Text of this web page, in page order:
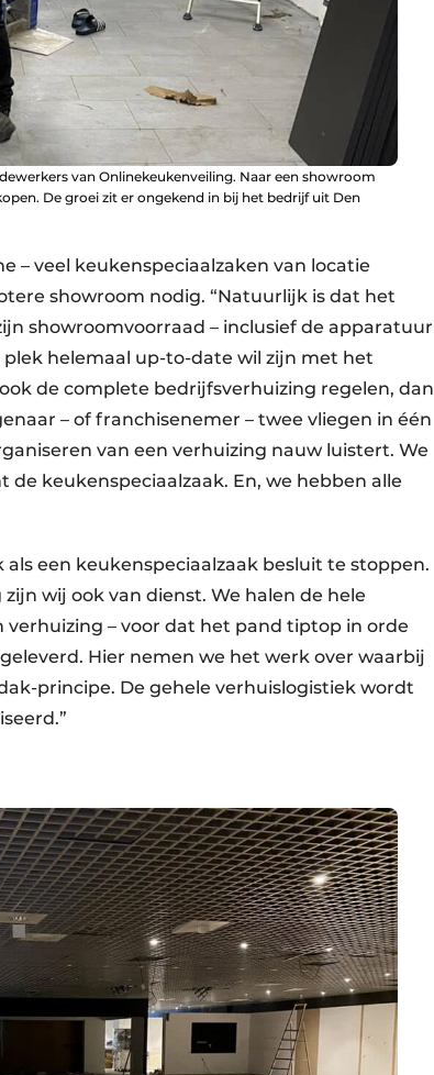
van Onlinekeukenveiling. Naar een showroom
De groei zit er ongekend in bij het bedrijf uit Den
– veel keukenspeciaalzaken van locatie
showroom nodig. “Natuurlijk is dat het
showroomvoorraad – inclusief de apparatuur
helemaal up-to-date wil zijn met het
de complete bedrijfsverhuizing regelen, dan
– of franchisenemer – twee vliegen in één
van een verhuizing nauw luistert. We
keukenspeciaalzaak. En, we hebben alle
een keukenspeciaalzaak besluit te stoppen.
wij ook van dienst. We halen de hele
verhuizing – voor dat het pand tiptop in orde
Hier nemen we het werk over waarbij
principe. De gehele verhuislogistiek wordt